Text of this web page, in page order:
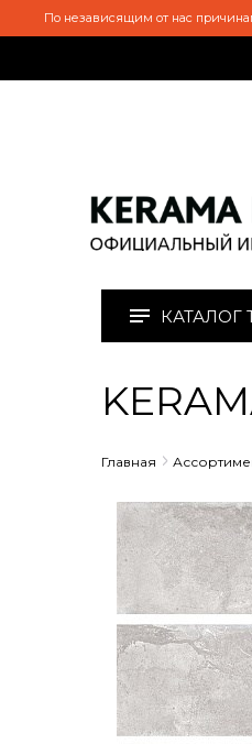
По независящим от нас
КАТАЛОГ
Главная